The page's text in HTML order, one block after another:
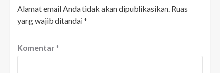
Alamat email Anda tidak akan dipublikasikan. Ruas
yang wajib ditandai*
Komentar *